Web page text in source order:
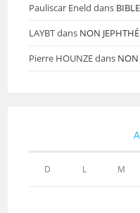
Pauliscar Eneld dans BIBLE
LAYBTdans NON
Pierre HOUNZEdans NON
D L M